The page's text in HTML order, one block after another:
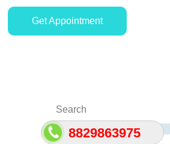
8829863975
Get Appointment
Search